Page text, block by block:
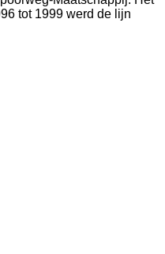
tot 1999 werd de lijn